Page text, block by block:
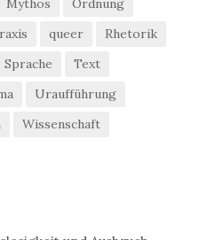
Mythos
Ordnung
queer
Rhetorik
Sprache
Text
Uraufführung
Wissenschaft